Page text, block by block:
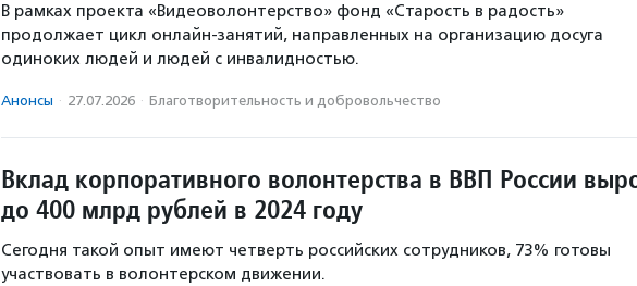
В рамках проекта «Видеоволонтерство» фонд «Старость в радость»
продолжает цикл онлайн-занятий, направленных на организацию досуга
одиноких людей и людей с инвалидностью.
Анонсы · 27.07.2026 · Благотвори­тель­ность и доброволь­чест­во
Вклад корпоративного волонтерства в ВВП России
до 400 млрд рублей в 2024 году
Сегодня такой опыт имеют четверть российских сотрудников, 73% готовы
участвовать в волонтерском движении.